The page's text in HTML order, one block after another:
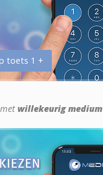
toets 1 +
willekeurig medium